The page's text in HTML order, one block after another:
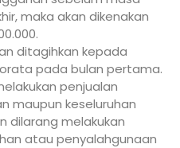
maka akan dikenakan
ditagihkan kepada
pada bulan pertama.
penjualan
maupun keseluruhan
dilarang melakukan
atau penyalahgunaan